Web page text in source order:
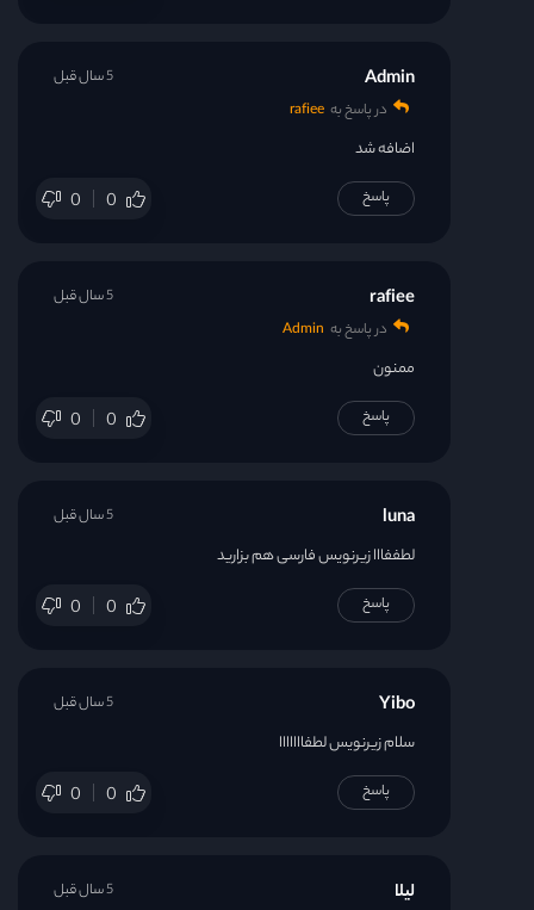
Admin
در پاسخ به rafiee
اضافه شد
0 0
5 سال قبل
پاسخ
rafiee
در پاسخ به Admin
ممنون
0 0
5 سال قبل
پاسخ
luna
لطففااا زیرنویس فارسی هم بزارید
0 0
5 سال قبل
پاسخ
Yibo
سلام زیرنویس لطفااااااا
0 0
5 سال قبل
پاسخ
لیلا 5 سال قبل